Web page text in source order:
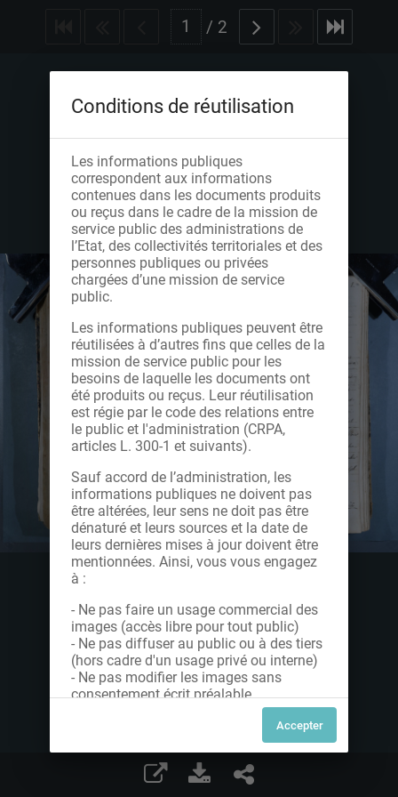
/ 2
Conditions de réutilisation
Les informations publiques
correspondent aux informations
contenues dans les documents produits
ou reçus dans le cadre de la mission de
service public des administrations de
l’Etat, des collectivités territoriales et des
personnes publiques ou privées
chargées d’une mission de service
public.
Les informations publiques peuvent être
réutilisées à d’autres fins que celles de la
mission de service public pour les
besoins de laquelle les documents ont
été produits ou reçus. Leur réutilisation
est régie par le code des relations entre
le public et l'administration (CRPA,
articles L. 300-1 et suivants).
Sauf accord de l’administration, les
informations publiques ne doivent pas
être altérées, leur sens ne doit pas être
dénaturé et leurs sources et la date de
leurs dernières mises à jour doivent être
mentionnées. Ainsi, vous vous engagez
à :
- Ne pas faire un usage commercial des
images (accès libre pour tout public)
- Ne pas diffuser au public ou à des tiers
(hors cadre d'un usage privé ou interne)
- Ne pas modifier les images sans
consentement écrit préalable
Dans le cas contraire, nous vous invitons
à nous contacter afin de solliciter le type
de Licence souhaitée parmi celles
proposées et le cas échéant, acquitter